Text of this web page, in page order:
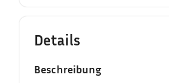
Details
Beschreibung